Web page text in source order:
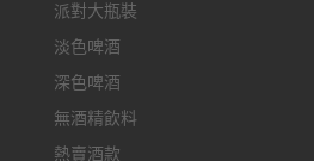
派對大瓶裝
淡色啤酒
深色啤酒
無酒精飲料
熱賣酒款